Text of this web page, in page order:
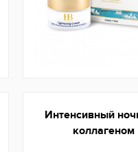
Интенсивный
коллагеном